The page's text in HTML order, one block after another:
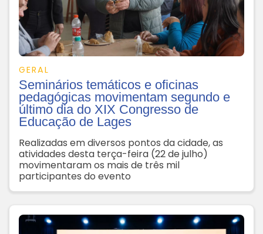
GERAL
Seminários temáticos e oficinas
pedagógicas movimentam segundo e
último dia do XIX Congresso de
Educação de Lages
Realizadas em diversos pontos da cidade, as
atividades desta terça-feira (22 de julho)
movimentaram os mais de três mil
participantes do evento